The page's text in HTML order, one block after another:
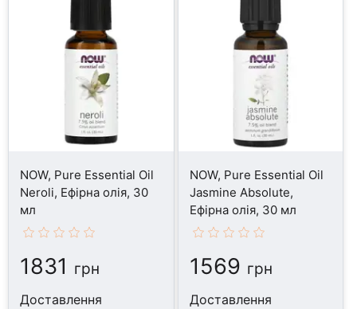
NOW, Pure Essential Oil
Neroli, Ефірна олія, 30
мл
1831 грн
Доставлення
NOW, Pure Essential Oil
Jasmine Absolute,
Ефірна олія, 30 мл
1569 грн
Доставлення